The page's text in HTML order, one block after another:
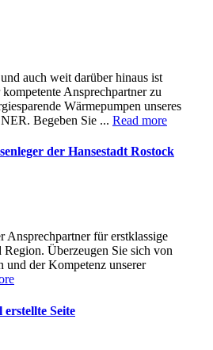
auch weit darüber hinaus ist
Ansprechpartner zu
Wärmepumpen unseres
Begeben Sie ... Read more
der Hansestadt Rostock
Ansprechpartner für erstklassige
Überzeugen Sie sich von
und der Kompetenz unserer
erstellte Seite